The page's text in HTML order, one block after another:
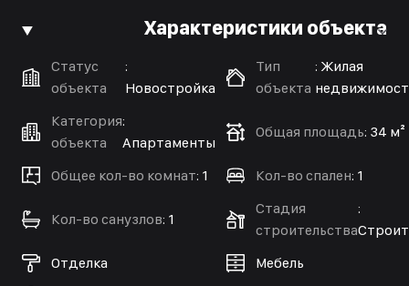
Характеристики объекта
Статус
объекта
:
Новостройка
Тип
объекта
: Жилая
Категория
объекта
:
Апартаменты
Общая площадь: 34 м²
Общее кол-во комнат: 1 Кол-во спален: 1
Кол-во санузлов: 1
Стадия
строительства
:
Отделка
Мебель